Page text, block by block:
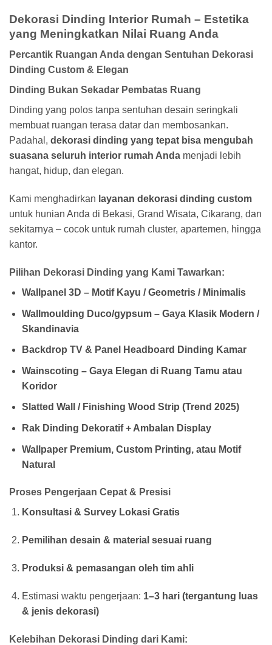
Dekorasi Dinding Interior Rumah – Estetika
yang Meningkatkan Nilai Ruang Anda
Percantik Ruangan Anda dengan Sentuhan Dekorasi
Dinding Custom & Elegan
Dinding Bukan Sekadar Pembatas Ruang
Dinding yang polos tanpa sentuhan desain seringkali
membuat ruangan terasa datar dan membosankan.
Padahal, dekorasi dinding yang tepat bisa mengubah
suasana seluruh interior rumah Anda menjadi lebih
hangat, hidup, dan elegan.
Kami menghadirkan layanan dekorasi dinding custom
untuk hunian Anda di Bekasi, Grand Wisata, Cikarang, dan
sekitarnya – cocok untuk rumah cluster, apartemen, hingga
kantor.
Pilihan Dekorasi Dinding yang Kami Tawarkan:
Wallpanel 3D – Motif Kayu / Geometris / Minimalis
Wallmoulding Duco/gypsum – Gaya Klasik Modern /
Skandinavia
Backdrop TV & Panel Headboard Dinding Kamar
Wainscoting – Gaya Elegan di Ruang Tamu atau
Koridor
Slatted Wall / Finishing Wood Strip (Trend 2025)
Rak Dinding Dekoratif + Ambalan Display
Wallpaper Premium, Custom Printing, atau Motif
Natural
Proses Pengerjaan Cepat & Presisi
Konsultasi & Survey Lokasi Gratis
Pemilihan desain & material sesuai ruang
Produksi & pemasangan oleh tim ahli
Estimasi waktu pengerjaan: 1–3 hari (tergantung luas
& jenis dekorasi)
Kelebihan Dekorasi Dinding dari Kami: